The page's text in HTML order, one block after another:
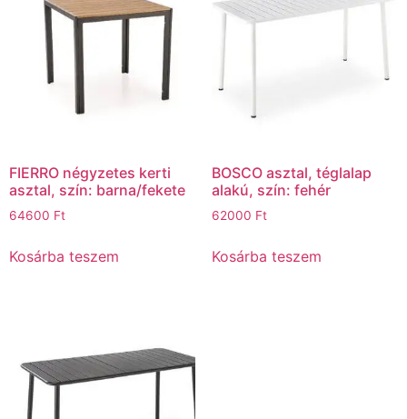
FIERRO négyzetes kerti
asztal, szín: barna/fekete
64600 Ft
Kosárba teszem
BOSCO asztal, téglalap
alakú, szín: fehér
62000 Ft
Kosárba teszem